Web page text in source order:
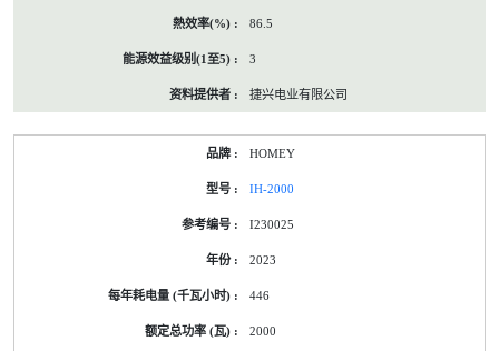
86.5
3
捷兴电业有限公司
HOMEY
IH-2000
I230025
2023
446
2000